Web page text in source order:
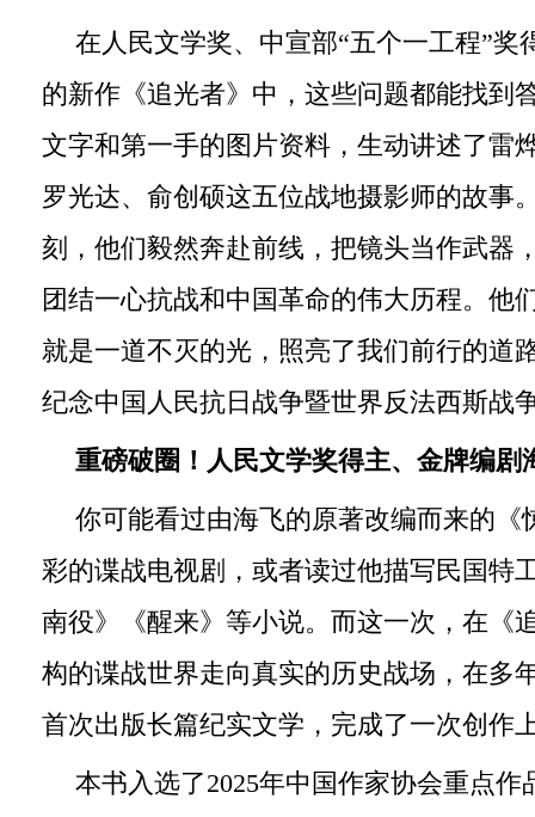
在人民文学奖、中宣部“五个一工程”奖
的新作《追光者》中，这些问题都能找到
文字和第一手的图片资料，生动讲述了雷
罗光达、俞创硕这五位战地摄影师的故事
刻，他们毅然奔赴前线，把镜头当作武器
团结一心抗战和中国革命的伟大历程。他
就是一道不灭的光，照亮了我们前行的道
纪念中国人民抗日战争暨世界反法西斯战
重磅破圈！人民文学奖得主、金牌编剧
你可能看过由海飞的原著改编而来的《
彩的谍战电视剧，或者读过他描写民国特
南役》《醒来》等小说。而这一次，在《
构的谍战世界走向真实的历史战场，在多
首次出版长篇纪实文学，完成了一次创作
本书入选了2025年中国作家协会重点作